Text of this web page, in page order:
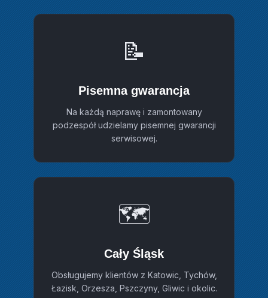
📝
Pisemna gwarancja
Na każdą naprawę i zamontowany
podzespół udzielamy pisemnej gwarancji
serwisowej.
🗺️
Cały Śląsk
Obsługujemy klientów z Katowic, Tychów,
Łazisk, Orzesza, Pszczyny, Gliwic i okolic.